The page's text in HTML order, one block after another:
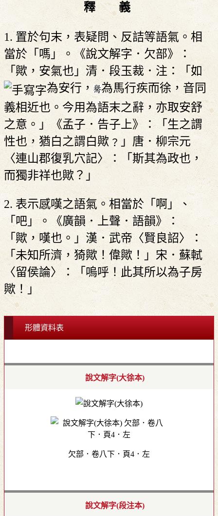
釋 義
1. 置於句末，表疑問、反詰等語氣。相
當於「嗎」。《說文解字．欠部》：
「歟，安氣也」清．段玉裁．注：「如
為安行，
為馬行疾而徐，音同
義相近也。今用為語末之辭，亦取安舒
之意。」《孟子．告子上》：「生之謂
性也，猶白之謂白歟﹖」唐．柳宗元
〈連山郡復乳穴記〉：「斯其為政也，
而獨非祥也歟？」
2. 表示感嘆之語氣。相當於「啊」、
「吧」。《廣韻．上聲．語韻》：
「歟，嘆也。」漢．武帝〈賢良詔〉：
「未知所濟，猗歟！偉歟！」宋．蘇軾
〈留侯論〉：「嗚呼！此其所以為子房
歟！」
形體資料表
說文解字(大徐本)
欠部．卷八下．頁4．左
說文解字(段注本)